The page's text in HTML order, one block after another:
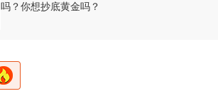
吗？你想抄底黄金吗？